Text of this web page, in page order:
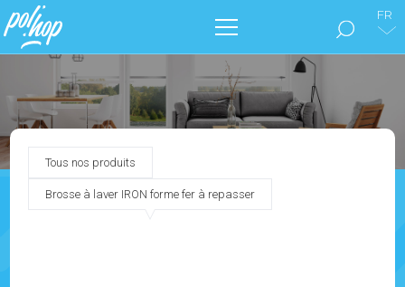
FR
LA MARQUE POL’HOP
SOIGNER SON INTÉRIEUR
Tous nos produits
Brosse à laver IRON forme fer à repasser